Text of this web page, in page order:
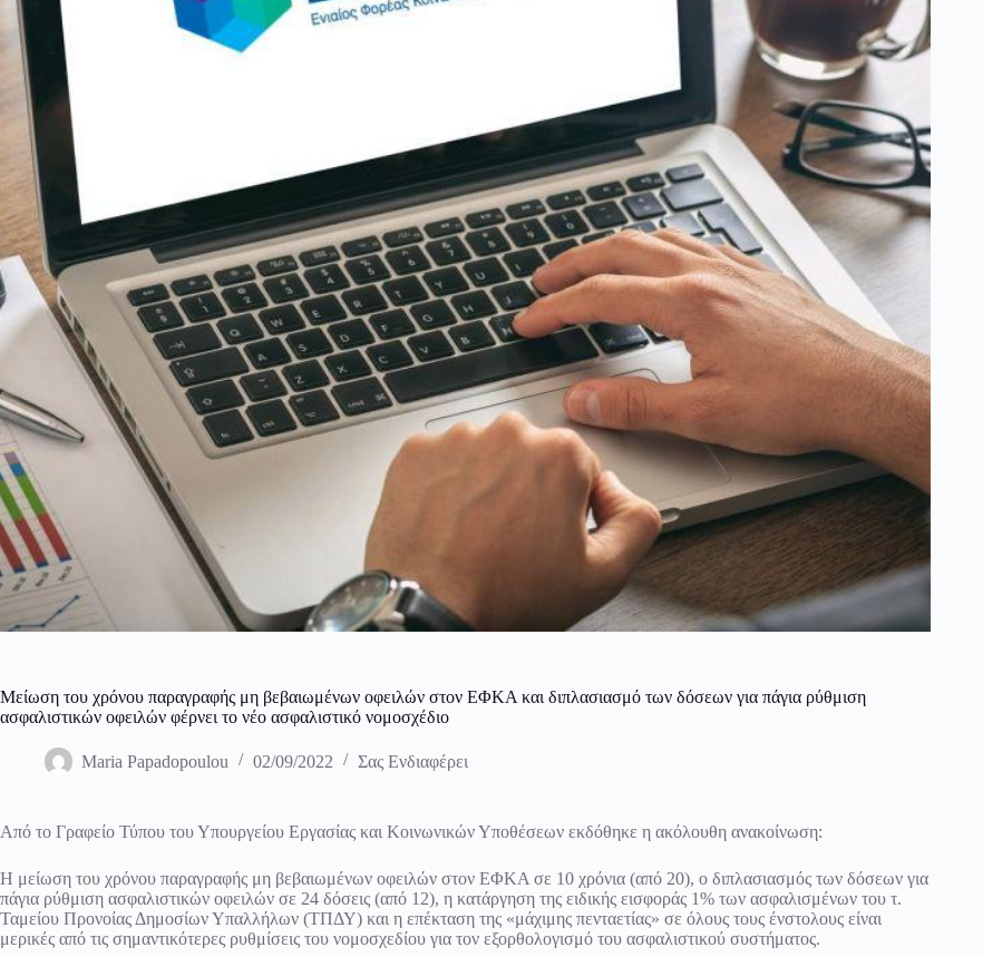
Μείωση του χρόνου παραγραφής μη βεβαιωμένων οφειλών στον ΕΦΚΑ και διπλασιασμό των δόσεων για πάγια ρύθμιση
ασφαλιστικών οφειλών φέρνει το νέο ασφαλιστικό νομοσχέδιο
Maria Papadopoulou 02/09/2022 Σας Ενδιαφέρει
Από το Γραφείο Τύπου του Υπουργείου Εργασίας και Κοινωνικών Υποθέσεων εκδόθηκε η ακόλουθη ανακοίνωση:
Η μείωση του χρόνου παραγραφής μη βεβαιωμένων οφειλών στον ΕΦΚΑ σε 10 χρόνια (από 20), ο διπλασιασμός των δόσεων για
πάγια ρύθμιση ασφαλιστικών οφειλών σε 24 δόσεις (από 12), η κατάργηση της ειδικής εισφοράς 1% των ασφαλισμένων του τ.
Ταμείου Προνοίας Δημοσίων Υπαλλήλων (ΤΠΔΥ) και η επέκταση της «μάχιμης πενταετίας» σε όλους τους ένστολους είναι
μερικές από τις σημαντικότερες ρυθμίσεις του νομοσχεδίου για τον εξορθολογισμό του ασφαλιστικού συστήματος.